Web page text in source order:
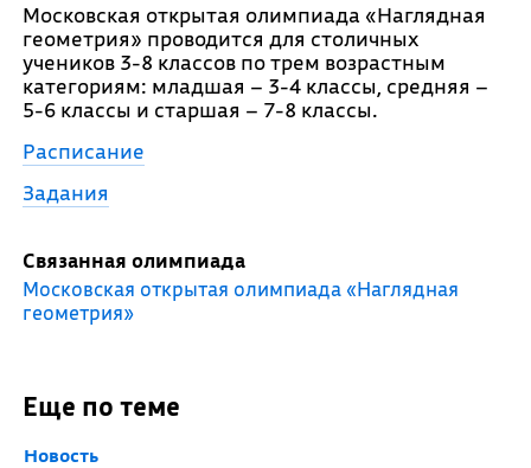
Московская открытая олимпиада «Наглядная
геометрия» проводится для столичных
учеников 3-8 классов по трем возрастным
категориям: младшая – 3-4 классы, средняя –
5-6 классы и старшая – 7-8 классы.
Расписание
Задания
Связанная олимпиада
Московская открытая олимпиада «Наглядная
геометрия»
Еще по теме
Новость